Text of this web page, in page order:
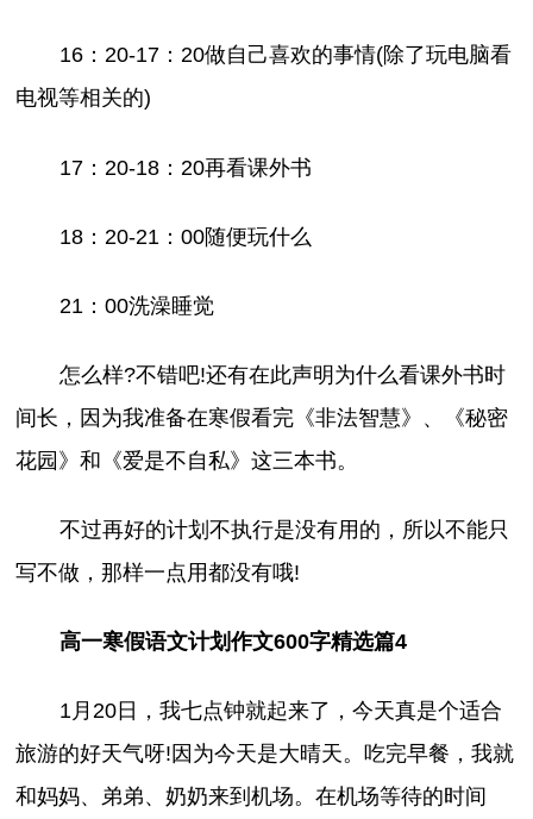
16：20-17：20做自己喜欢的事情(除了玩电脑看
电视等相关的)
17：20-18：20再看课外书
18：20-21：00随便玩什么
21：00洗澡睡觉
怎么样?不错吧!还有在此声明为什么看课外书时
间长，因为我准备在寒假看完《非法智慧》、《秘密
花园》和《爱是不自私》这三本书。
不过再好的计划不执行是没有用的，所以不能只
写不做，那样一点用都没有哦!
高一寒假语文计划作文600字精选篇4
1月20日，我七点钟就起来了，今天真是个适合
旅游的好天气呀!因为今天是大晴天。吃完早餐，我就
和妈妈、弟弟、奶奶来到机场。在机场等待的时间